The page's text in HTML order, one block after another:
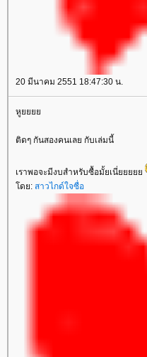
20 มีนาคม 2551 18:47:30 น.
หู
ติดๆ กันสองคนเลย กับเล่มนี้
เราพอจะมีงบสำหรับซื้อมั้ยเนี่
ดย: สาวไกด์ใจซื่อ